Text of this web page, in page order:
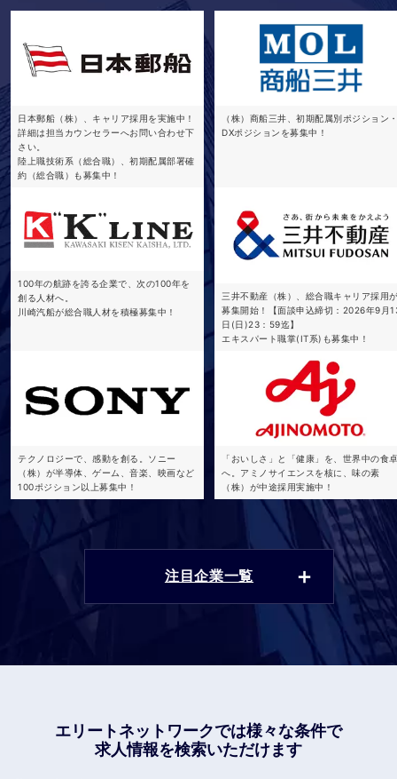
日本郵船（株）、キャリア採用を実施中！
詳細は担当カウンセラーへお問い合わせ下
さい。
陸上職技術系（総合職）、初期配属部署確
約（総合職）も募集中！
（株）商船三井、初期配属別ポジション
DXポジションを募集中！
100年の航跡を誇る企業で、次の100年を
創る人材へ。
川崎汽船が総合職人材を積極募集中！
三井不動産（株）、総合職キャリア採用
募集開始！【面談申込締切：2026年9月
日(日)23：59迄】
エキスパート職掌(IT系)も募集中！
テクノロジーで、感動を創る。ソニー
（株）が半導体、ゲーム、音楽、映画など
100ポジション以上募集中！
「おいしさ」と「健康」を、世界中の食
へ。アミノサイエンスを核に、味の素
（株）が中途採用実施中！
注目企業一覧
エリートネットワークでは様々な条件で
求人情報を検索いただけます